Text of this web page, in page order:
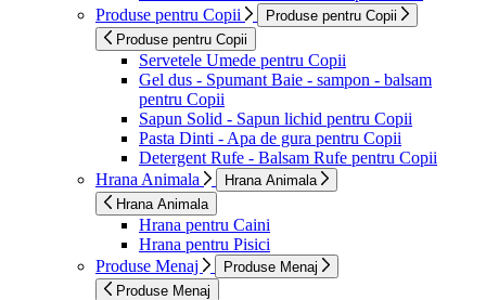
Produse pentru Copii
Produse pentru Copii
Produse pentru Copii
Servetele Umede pentru Copii
Gel dus - Spumant Baie - sampon - balsam
pentru Copii
Sapun Solid - Sapun lichid pentru Copii
Pasta Dinti - Apa de gura pentru Copii
Detergent Rufe - Balsam Rufe pentru Copii
Hrana Animala
Hrana Animala
Hrana Animala
Hrana pentru Caini
Hrana pentru Pisici
Produse Menaj
Produse Menaj
Produse Menaj